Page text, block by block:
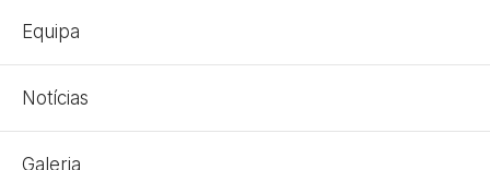
Equipa
Notícias
Galeria